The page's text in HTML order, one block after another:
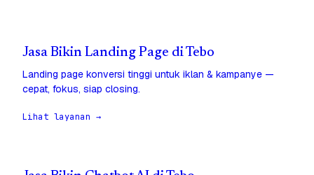
Jasa Bikin Landing Page di Tebo
Landing page konversi tinggi untuk iklan & kampanye —
cepat, fokus, siap closing.
Lihat layanan →